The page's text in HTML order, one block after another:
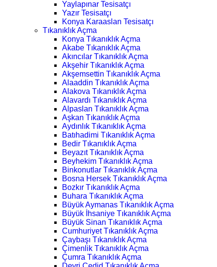
Yaylapınar Tesisatçı
Yazır Tesisatçı
Konya Karaaslan Tesisatçı
Tıkanıklık Açma
Konya Tıkanıklık Açma
Akabe Tıkanıklık Açma
Akıncılar Tıkanıklık Açma
Akşehir Tıkanıklık Açma
Akşemsettin Tıkanıklık Açma
Alaaddin Tıkanıklık Açma
Alakova Tıkanıklık Açma
Alavardı Tıkanıklık Açma
Alpaslan Tıkanıklık Açma
Aşkan Tıkanıklık Açma
Aydınlık Tıkanıklık Açma
Batıhadimi Tıkanıklık Açma
Bedir Tıkanıklık Açma
Beyazıt Tıkanıklık Açma
Beyhekim Tıkanıklık Açma
Binkonutlar Tıkanıklık Açma
Bosna Hersek Tıkanıklık Açma
Bozkır Tıkanıklık Açma
Buhara Tıkanıklık Açma
Büyük Aymanas Tıkanıklık Açma
Büyük İhsaniye Tıkanıklık Açma
Büyük Sinan Tıkanıklık Açma
Cumhuriyet Tıkanıklık Açma
Çaybaşı Tıkanıklık Açma
Çimenlik Tıkanıklık Açma
Çumra Tıkanıklık Açma